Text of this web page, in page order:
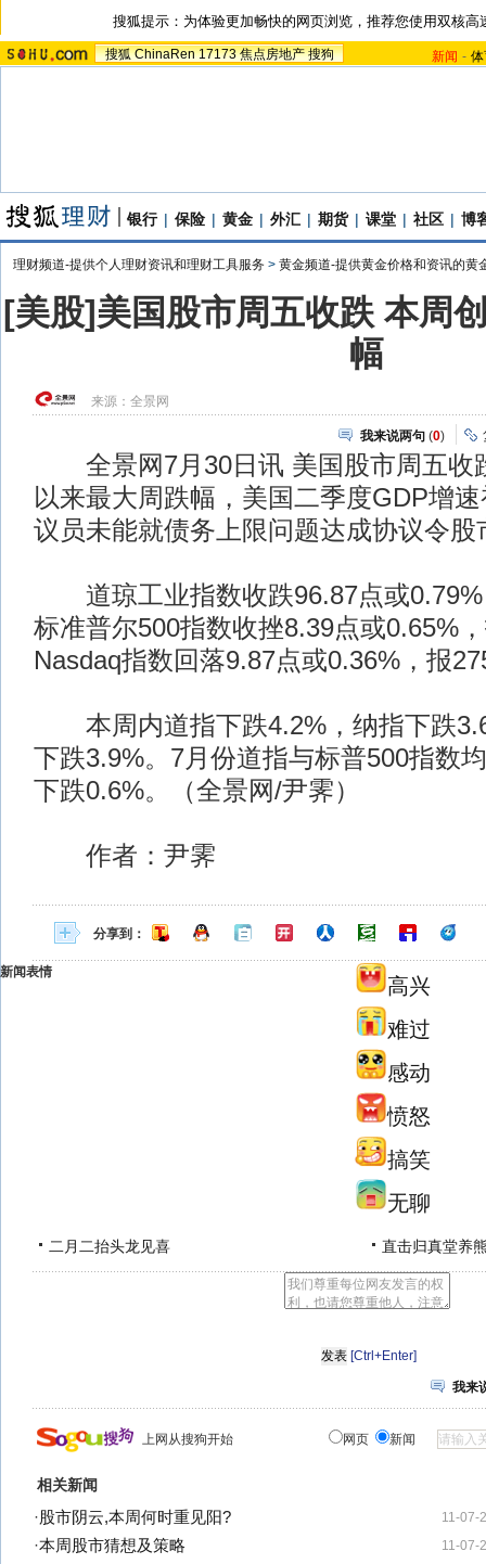
搜狐提示：为体验更加畅快的网页浏览，推荐您使用双核高
搜狐 ChinaRen 17173 焦点房地产 搜狗 新闻 -
银行 | 保险 | 黄金 | 外汇 | 期货 | 课堂 | 社区 | 博
理财频道-提供个人理财资讯和理财工具服务 > 黄金频道-提供黄金价格和资讯的黄
[美股]美国股市周五收跌 本周
幅
来源：全景网
我来说两句 (0)
全景网7月30日讯 美国股市周五收
以来最大周跌幅，美国二季度GDP增
议员未能就债务上限问题达成协议令股
道琼工业指数收跌96.87点或0.79%
标准普尔500指数收挫8.39点或0.65%
Nasdaq指数回落9.87点或0.36%，报
本周内道指下跌4.2%，纳指下跌
下跌3.9%。7月份道指与标普500指数
下跌0.6%。（全景网/尹霁）
作者：尹霁
分享到：
新闻表情
高兴
难过
感动
愤怒
搞笑
无聊
二月二抬头龙见喜 直击归真堂养
[Ctrl+Enter]
我来
上网从搜狗开始 网页 新闻
相关新闻
11-07-
·股市阴云,本周何时重见阳?
11-07-
·本周股市猜想及策略